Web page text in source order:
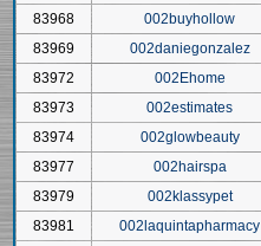
83968
002buyhollow
83969
002daniegonzalez
83972
002Ehome
83973
002estimates
83974
002glowbeauty
83977
002hairspa
83979
002klassypet
83981
002laquintapharmacy